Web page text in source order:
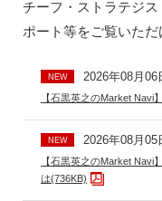
チーフ・ストラテジ
ポート等をご覧いただ
NEW 2026年08月06
【石黒英之のMarket Navi
NEW 2026年08月05
【石黒英之のMarket Navi
は(736KB)